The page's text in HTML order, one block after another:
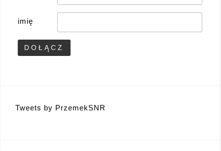
imię
Tweets by PrzemekSNR